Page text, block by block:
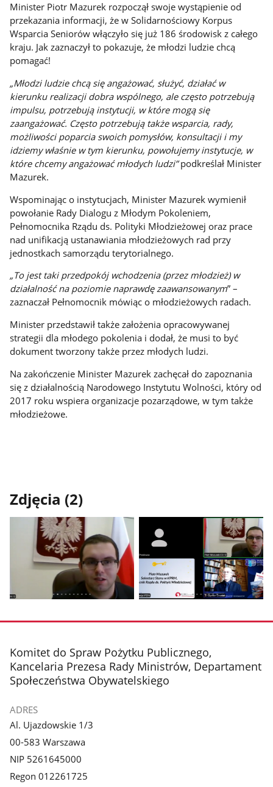
Minister Piotr Mazurek rozpoczął swoje wystąpienie od
przekazania informacji, że w Solidarnościowy Korpus
Wsparcia Seniorów włączyło się już 186 środowisk z całego
kraju. Jak zaznaczył to pokazuje, że młodzi ludzie chcą
pomagać!
„Młodzi ludzie chcą się angażować, służyć, działać w
kierunku realizacji dobra wspólnego, ale często potrzebują
impulsu, potrzebują instytucji, w które mogą się
zaangażować. Często potrzebują także wsparcia, rady,
możliwości poparcia swoich pomysłów, konsultacji i my
idziemy właśnie w tym kierunku, powołujemy instytucje, w
które chcemy angażować młodych ludzi”podkreślał Minister
Mazurek.
Wspominając o instytucjach, Minister Mazurek wymienił
powołanie Rady Dialogu z Młodym Pokoleniem,
Pełnomocnika Rządu ds. Polityki Młodzieżowej oraz prace
nad unifikacją ustanawiania młodzieżowych rad przy
jednostkach samorządu terytorialnego.
„To jest taki przedpokój wchodzenia (przez młodzież) w
działalność na poziomie naprawdę zaawansowanym” –
zaznaczał Pełnomocnik mówiąc o młodzieżowych radach.
Minister przedstawił także założenia opracowywanej
strategii dla młodego pokolenia i dodał, że musi to być
dokument tworzony także przez młodych ludzi.
Na zakończenie Minister Mazurek zachęcał do zapoznania
się z działalnością Narodowego Instytutu Wolności, który od
2017 roku wspiera organizacje pozarządowe, w tym także
młodzieżowe.
Zdjęcia (2)
zdjęcie
galerii.
zdjęcie
galerii.
stopka
Komitet do Spraw Pożytku Publicznego,
Kancelaria Prezesa Rady Ministrów, Departament
Społeczeństwa Obywatelskiego
ADRES
Al. Ujazdowskie 1/3
00-583 Warszawa
NIP 5261645000
Regon 012261725